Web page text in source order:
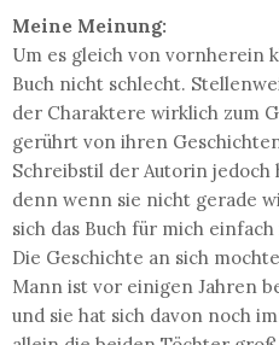
Meine Meinung:
Um es gleich von vornherein
Buch nicht schlecht.
der Charaktere wirklich zum
gerührt von ihren
Schreibstil der Autorin jedoch
denn wenn sie nicht gerade
sich das Buch für mich
Die Geschichte an sich
Mann ist vor einigen Jahren
und sie hat sich davon noch